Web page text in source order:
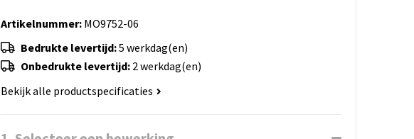
Artikelnummer:MO9752-06
Bedrukte levertijd:5 werkdag(en)
Onbedrukte levertijd: 2 werkdag(en)
Bekijk alle productspecificaties